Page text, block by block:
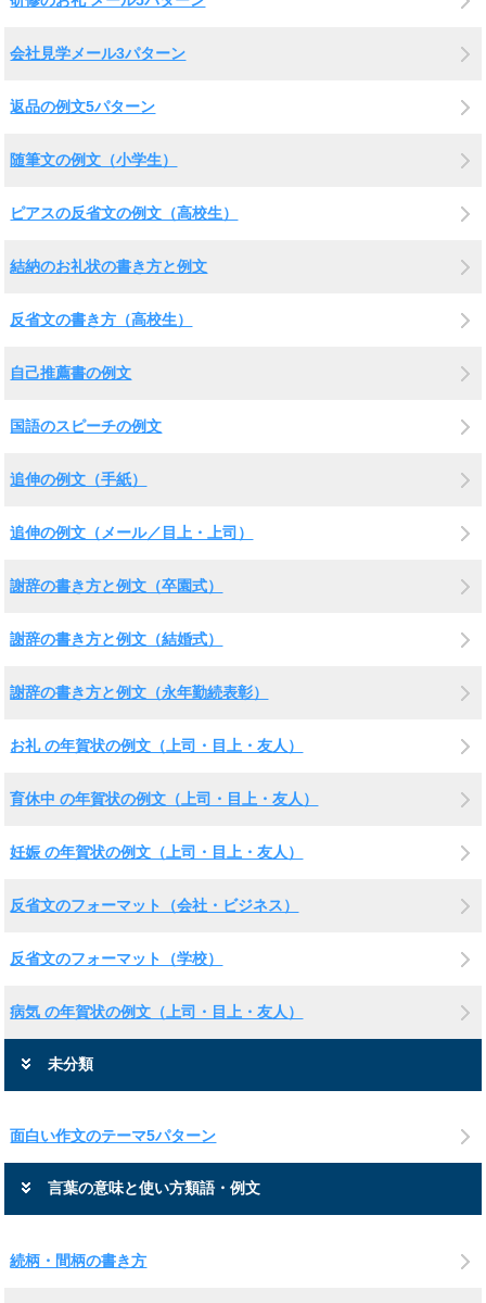
会社見学メール3パターン
返品の例文5パターン
随筆文の例文（小学生）
ピアスの反省文の例文（高校生）
結納のお礼状の書き方と例文
反省文の書き方（高校生）
自己推薦書の例文
国語のスピーチの例文
追伸の例文（手紙）
追伸の例文（メール／目上・上司）
謝辞の書き方と例文（卒園式）
謝辞の書き方と例文（結婚式）
謝辞の書き方と例文（永年勤続表彰）
お礼 の年賀状の例文（上司・目上・友人）
育休中 の年賀状の例文（上司・目上・友人）
妊娠 の年賀状の例文（上司・目上・友人）
反省文のフォーマット（会社・ビジネス）
反省文のフォーマット（学校）
病気 の年賀状の例文（上司・目上・友人）
未分類
面白い作文のテーマ5パターン
言葉の意味と使い方類語・例文
続柄・間柄の書き方